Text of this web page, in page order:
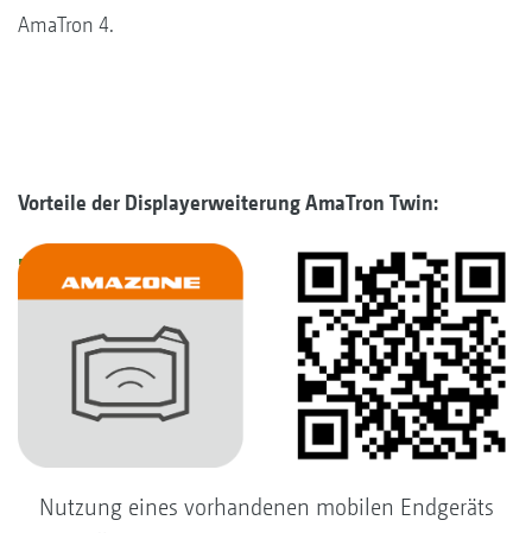
AmaTron 4.
Vorteile der Displayerweiterung AmaTron Twin:
Nutzung eines vorhandenen mobilen Endgeräts